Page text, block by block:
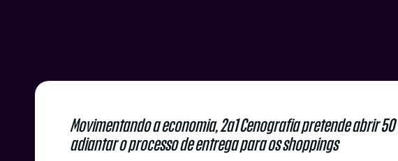
Movimentando a economia, 2a1 Cenografia pretende abrir
adiantar o processo de entrega para os shoppings